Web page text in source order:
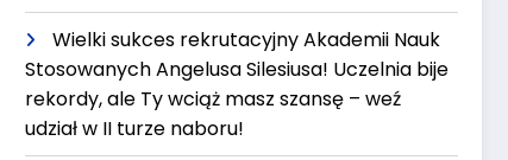
Wielki sukces rekrutacyjny Akademii Nauk
Stosowanych Angelusa Silesiusa! Uczelnia bije
rekordy, ale Ty wciąż masz szansę – weź
udział w II turze naboru!